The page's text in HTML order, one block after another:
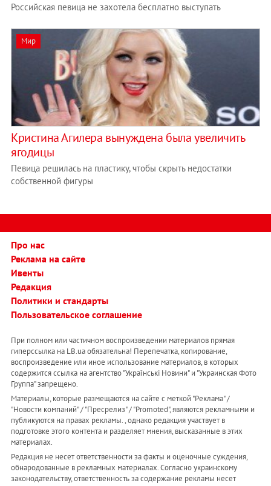
Российская певица не захотела бесплатно выступать
Мир
Кристина Агилера вынуждена была увеличить
ягодицы
Певица решилась на пластику, чтобы скрыть недостатки
собственной фигуры
Про нас
Реклама на сайте
Ивенты
Редакция
Политики и стандарты
Пользовательское соглашение
При полном или частичном воспроизведении материалов прямая
гиперссылка на LB.ua обязательна! Перепечатка, копирование,
воспроизведение или иное использование материалов, в которых
содержится ссылка на агентство "Українськi Новини" и "Украинская Фото
Группа" запрещено.
Материалы, которые размещаются на сайте с меткой "Реклама" /
"Новости компаний" / "Пресрелиз" / "Promoted", являются рекламными и
публикуются на правах рекламы. , однако редакция участвует в
подготовке этого контента и разделяет мнения, высказанные в этих
материалах.
Редакция не несет ответственности за факты и оценочные суждения,
обнародованные в рекламных материалах. Согласно украинскому
законодательству, ответственность за содержание рекламы несет